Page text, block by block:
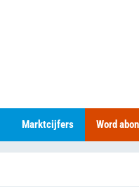
Marktcijfers Word